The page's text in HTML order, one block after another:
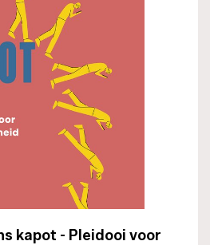
kapot - Pleidooi voor